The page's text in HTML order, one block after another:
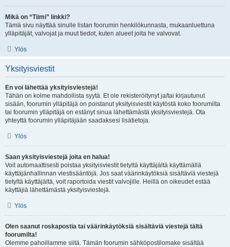
Mikä on “Tiimi” linkki?
Tämä sivu näyttää sinulle listan foorumin henkilökunnasta, mukaanluettuna
ylläpitäjät, valvojat ja muut tiedot, kuten alueet joita he valvovat.
Ylös
Yksityisviestit
En voi lähettää yksityisviestejä!
Tähän on kolme mahdollista syytä. Et ole rekisteröitynyt ja/tai kirjautunut
sisään, foorumin ylläpitäjä on poistanut yksityisviestit käytöstä koko foorumilta
tai foorumin ylläpitäjä on estänyt sinua lähettämästä yksityisviestejä. Ota
yhteyttä foorumin ylläpitäjään saadaksesi lisätietoja.
Ylös
Saan yksityisviestejä joita en halua!
Voit automaattisesti poistaa yksityisviestit tietyltä käyttäjältä käyttämällä
käyttäjänhallinnan viestisääntöjä. Jos saat väärinkäytöksiä sisältäviä viestejä
tietyltä käyttäjältä, voit raportoida viestit valvojille. Heillä on oikeudet estää
käyttäjiä lähettämästä yksityisviestejä.
Ylös
Olen saanut roskapostia tai väärinkäytöksiä sisältäviä viestejä tältä
foorumilta!
Olemme pahoillamme siitä. Tämän foorumin sähköpostilomake sisältää